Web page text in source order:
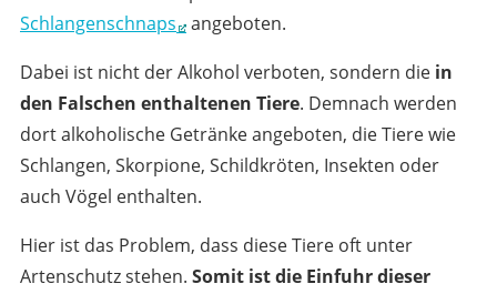
Schlangenschnaps
angeboten.
Dabei ist nicht der Alkohol verboten, sondern die in
den Falschen enthaltenen Tiere. Demnach werden
dort alkoholische Getränke angeboten, die Tiere wie
Schlangen, Skorpione, Schildkröten, Insekten oder
auch Vögel enthalten.
Hier ist das Problem, dass diese Tiere oft unter
Artenschutz stehen. Somit ist die Einfuhr dieser